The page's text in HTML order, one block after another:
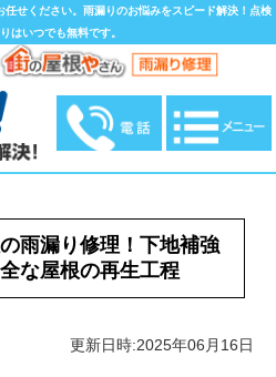
せください。雨漏りのお悩みをスピード解決！点検
はいつでも無料です。
雨漏り修理！下地補強
な屋根の再生工程
更新日時:2025年06月16日